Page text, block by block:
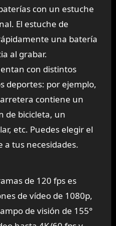
con un estuche
El estuche de
una batería
al grabar.
con distintos
deportes: por ejemplo,
contiene un
de bicicleta, un
etc. Puedes elegir el
a tus necesidades.
de 120 fps es
de vídeo de 1080p,
de visión de 155°